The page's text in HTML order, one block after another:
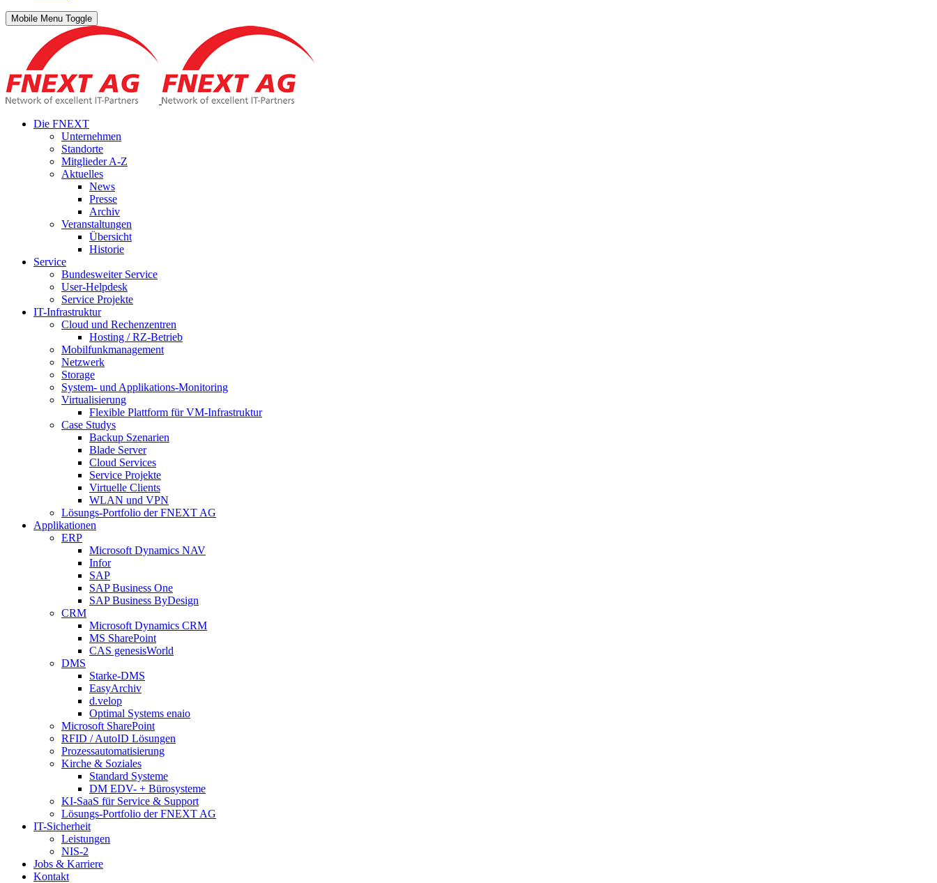
Mobile Menu Toggle
Die FNEXT
Unternehmen
Standorte
Mitglieder A-Z
Aktuelles
News
Presse
Archiv
Veranstaltungen
Übersicht
Historie
Service
Bundesweiter Service
User-Helpdesk
Service Projekte
IT-Infrastruktur
Cloud und Rechenzentren
Hosting / RZ-Betrieb
Mobilfunkmanagement
Netzwerk
Storage
System- und Applikations-Monitoring
Virtualisierung
Flexible Plattform für VM-Infrastruktur
Case Studys
Backup Szenarien
Blade Server
Cloud Services
Service Projekte
Virtuelle Clients
WLAN und VPN
Lösungs-Portfolio der FNEXT AG
Applikationen
ERP
Microsoft Dynamics NAV
Infor
SAP
SAP Business One
SAP Business ByDesign
CRM
Microsoft Dynamics CRM
MS SharePoint
CAS genesisWorld
DMS
Starke-DMS
EasyArchiv
d.velop
Optimal Systems enaio
Microsoft SharePoint
RFID / AutoID Lösungen
Prozessautomatisierung
Kirche & Soziales
Standard Systeme
DM EDV- + Bürosysteme
KI-SaaS für Service & Support
Lösungs-Portfolio der FNEXT AG
IT-Sicherheit
Leistungen
NIS-2
Jobs & Karriere
Kontakt